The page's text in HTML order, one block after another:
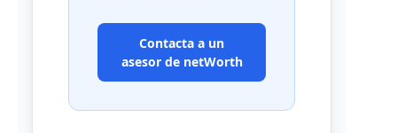
Contacta a un
asesor de netWorth